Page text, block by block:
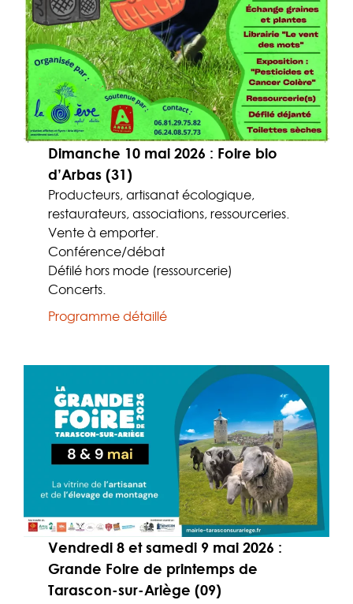
Dimanche 10 mai 2026 : Foire bio
d’Arbas (31)
Producteurs, artisanat écologique,
restaurateurs, associations, ressourceries.
Vente à emporter.
Conférence/débat
Défilé hors mode (ressourcerie)
Concerts.
Programme détaillé
Vendredi 8 et samedi 9 mai 2026 :
Grande Foire de printemps de
Tarascon-sur-Ariège (09)